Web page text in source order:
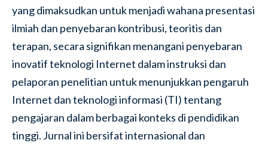
yang dimaksudkan untuk menjadi wahana presentasi
ilmiah dan penyebaran kontribusi, teoritis dan
terapan, secara signifikan menangani penyebaran
inovatif teknologi Internet dalam instruksi dan
pelaporan penelitian untuk menunjukkan pengaruh
Internet dan teknologi informasi (TI) tentang
pengajaran dalam berbagai konteks di pendidikan
tinggi. Jurnal ini bersifat internasional dan